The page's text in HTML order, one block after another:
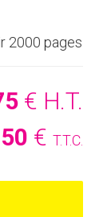
2000 pages
€ H.T.
€ T.T.C.